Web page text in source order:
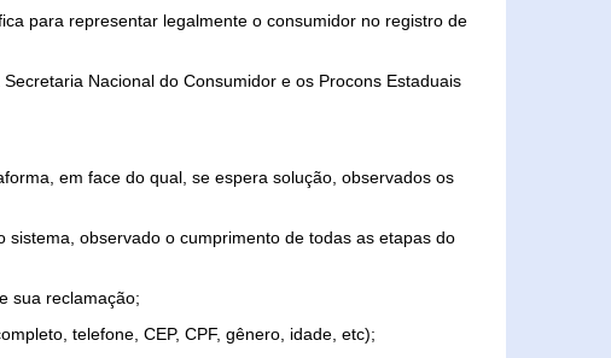
para representar legalmente o consumidor no registro de
Nacional do Consumidor e os Procons Estaduais
em face do qual, se espera solução, observados os
observado o cumprimento de todas as etapas do
sua reclamação;
telefone, CEP, CPF, gênero, idade, etc);